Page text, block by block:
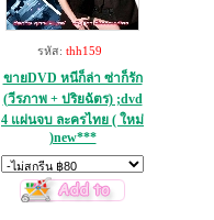
รหัส: thh159
ขายDVD หนีก็ล่า ซ่าก็รัก
(วีรภาพ + ปริยฉัตร) ;dvd
4 แผ่นจบ ละครไทย ( ใหม่
)new***